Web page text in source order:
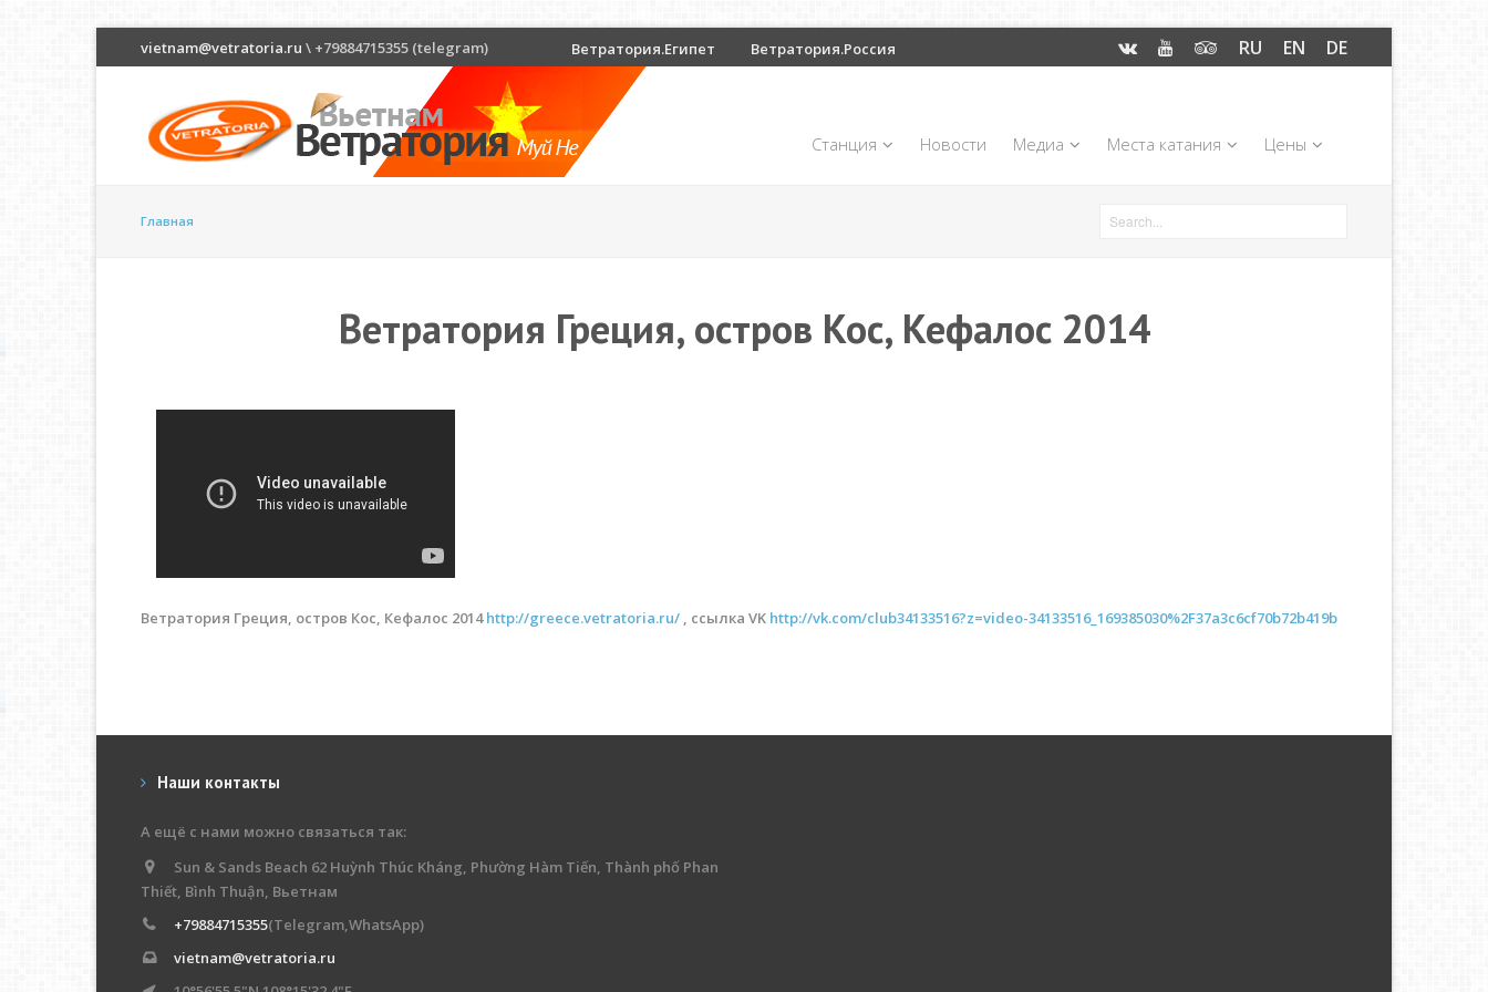
vietnam@vetratoria.ru \ +79884715355 (telegram) Ветратория.Египет Ветратория.Россия RU EN DE
Станция Новости Медиа Места катания Цены
Главная
Ветратория Греция, остров Кос, Кефалос 2014
Ветратория Греция, остров Кос, Кефалос 2014http://greece.vetratoria.ru/ , ссылка VK http://vk.com/club34133516?z=video-34133516_169385030%2F37a3c6cf70b72b419b
Наши контакты
А ещё с нами можно связаться так:
Sun & Sands Beach 62 Huỳnh Thúc Kháng, Phường Hàm Tiến, Thành phố Phan
Thiết, Bình Thuận, Вьетнам
+79884715355(Telegram,WhatsApp)
vietnam@vetratoria.ru